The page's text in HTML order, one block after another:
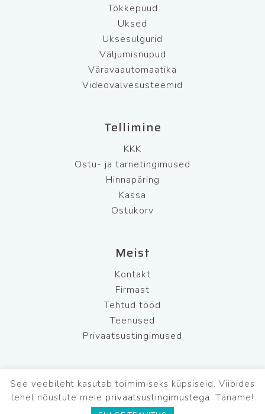
Tõkkepuud
Uksed
Uksesulgurid
Väljumisnupud
Väravaautomaatika
Videovalvesüsteemid
Tellimine
KKK
Ostu- ja tarnetingimused
Hinnapäring
Kassa
Ostukorv
Meist
Kontakt
Firmast
Tehtud tööd
Teenused
Privaatsustingimused
BFL Security OÜ
Tel: +372 681 7220
Mob: +372 565 5542
E-R: 9.00-17.00
See veebileht kasutab toimimiseks küpsiseid. Viibides
lehel nõustute meie privaatsustingimustega. Täname!